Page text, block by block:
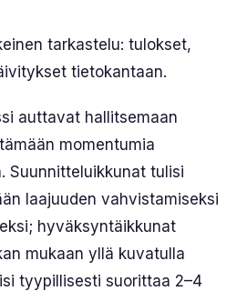
tarkastelu: tulokset,
tietokantaan.
auttavat hallitsemaan
momentumia
Suunnitteluikkunat tulisi
laajuuden vahvistamiseksi
hyväksyntäikkunat
mukaan yllä kuvatulla
tyypillisesti suorittaa 2–4